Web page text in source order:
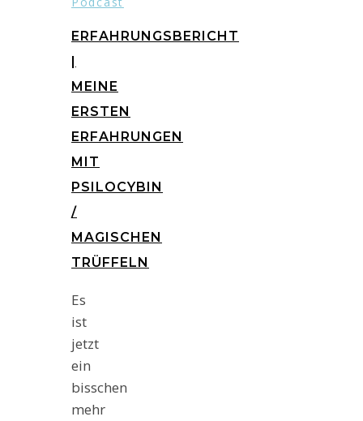
ERFAHRUNGSBERICHT
MEINE
ERSTEN
ERFAHRUNGEN
MIT
PSILOCYBIN
/
MAGISCHEN
TRÜFFELN
Es
ist
jetzt
ein
bisschen
mehr